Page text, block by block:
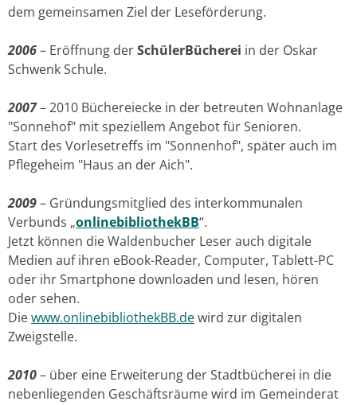
dem gemeinsamen Ziel der Leseförderung.
2006– Eröffnung derSchülerBücherei in der Oskar
Schwenk Schule.
2007– 2010 Büchereiecke in der betreuten Wohnanlage
"Sonnehof" mit speziellem Angebot für Senioren.
Start des Vorlesetreffs im "Sonnenhof", später auch im
Pflegeheim "Haus an der Aich".
2009– Gründungsmitglied des interkommunalen
Verbunds „onlinebibliothekBB“.
Jetzt können die Waldenbucher Leser auch digitale
Medien auf ihren eBook-Reader, Computer, Tablett-PC
oder ihr Smartphone downloaden und lesen, hören
oder sehen.
Diewww.onlinebibliothekBB.dewird zur digitalen
Zweigstelle.
2010– über eine Erweiterung der Stadtbücherei in die
nebenliegenden Geschäftsräume wird im Gemeinderat